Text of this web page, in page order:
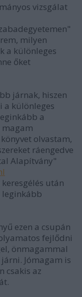
vizsgálat
milyen
a különleges
őket
járnak, hiszen
a különleges
a
magam
olvastam,
ráengedve
Alapítvány"
után
ezen a csupán
fejlődni
önmagammal
Jómagam is
csakis az